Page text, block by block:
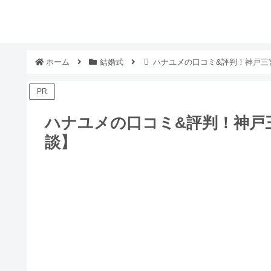
ホーム 結婚式 ハナユメの口コミ&評判！神戸
PR
ハナユメの口コミ&評判！神
談】